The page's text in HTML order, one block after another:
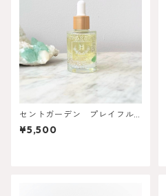
セントガーデン プレイフル
ハート（スキンオイル）
¥5,500